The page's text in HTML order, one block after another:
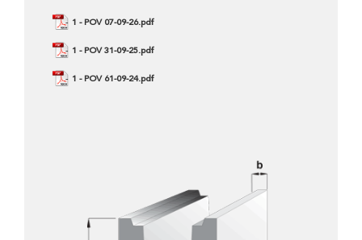
1 - POV 07-09-26.pdf
1 - POV 31-09-25.pdf
1 - POV 61-09-24.pdf